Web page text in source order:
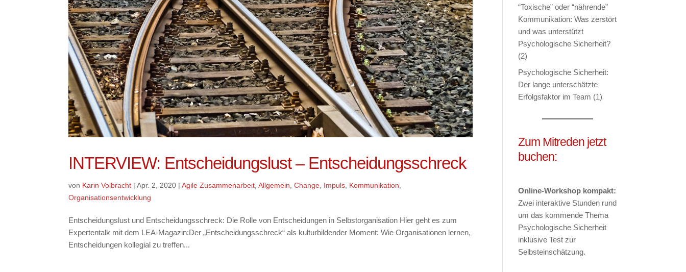
INTERVIEW: Entscheidungslust – Entscheidungsschreck
von Karin Volbracht |Apr. 2, 2020 |Agile Zusammenarbeit ,Allgemein ,Change Impuls Kommunikation
Organisationsentwicklung
Entscheidungslust und Entscheidungsschreck: Die Rolle von Entscheidungen in Selbstorganisation Hier geht es zum
Expertentalk mit dem LEA-Magazin:Der „Entscheidungsschreck“ als kulturbildender Moment: Wie Organisationen lernen,
Entscheidungen kollegial zu treffen...
“Toxische” oder “nährende”
Kommunikation: Was zerstört
und was unterstützt
Psychologische Sicherheit?
(2)
Psychologische Sicherheit:
Der lange unterschätzte
Erfolgsfaktor im Team (1)
Zum Mitreden jetzt
buchen:
Online-Workshop kompakt:
Zwei interaktive Stunden rund
um das kommende Thema
Psychologische Sicherheit
inklusive Test zur
Selbsteinschätzung.